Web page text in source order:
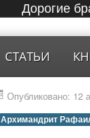
Дорогие
СТАТЬИ
Опубликовано: 12
Архимандрит